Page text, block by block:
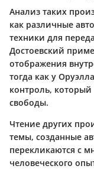
Анализ таких
как различные
техники для
Достоевский
отображения
тогда как у
контроль, который
свободы.
Чтение других
темы, созданные
перекликаются с
человеческого